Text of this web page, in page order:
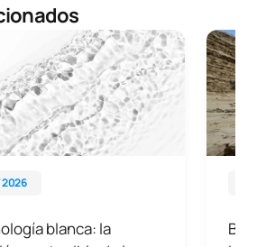
2026
blanca: la